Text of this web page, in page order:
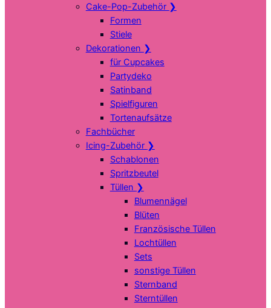
Cake-Pop-Zubehör ❯
Formen
Stiele
Dekorationen ❯
für Cupcakes
Partydeko
Satinband
Spielfiguren
Tortenaufsätze
Fachbücher
Icing-Zubehör ❯
Schablonen
Spritzbeutel
Tüllen ❯
Blumennägel
Blüten
Französische Tüllen
Lochtüllen
Sets
sonstige Tüllen
Sternband
Sterntüllen